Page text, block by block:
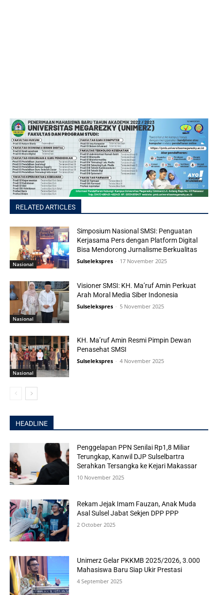
RELATED ARTICLES
Nasional
Simposium Nasional SMSI: Penguatan
Kerjasama Pers dengan Platform Digital
Bisa Mendorong Jurnalisme Berkualitas
Sulselekspres - 17 November 2025
Nasional
Visioner SMSI: KH. Ma’ruf Amin Perkuat
Arah Moral Media Siber Indonesia
Sulselekspres - 5 November 2025
Nasional
KH. Ma’ruf Amin Resmi Pimpin Dewan
Penasehat SMSI
Sulselekspres - 4 November 2025
HEADLINE
Penggelapan PPN Senilai Rp1,8 Miliar
Terungkap, Kanwil DJP Sulselbartra
Serahkan Tersangka ke Kejari Makassar
10 November 2025
Rekam Jejak Imam Fauzan, Anak Muda
Asal Sulsel Jabat Sekjen DPP PPP
2 October 2025
Unimerz Gelar PKKMB 2025/2026, 3.000
Mahasiswa Baru Siap Ukir Prestasi
4 September 2025